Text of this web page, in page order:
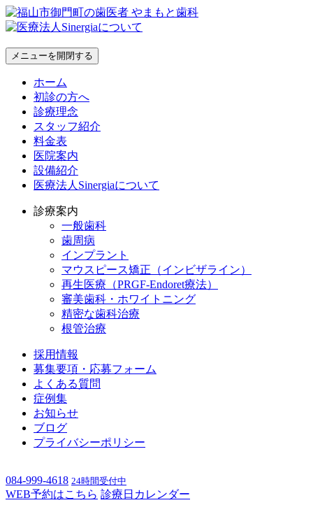
メニューを開閉する
ホーム
初診の方へ
診療理念
スタッフ紹介
料金表
医院案内
設備紹介
医療法人Sinergiaについて
診療案内
一般歯科
歯周病
インプラント
マウスピース矯正（インビザライン）
再生医療（PRGF-Endoret療法）
審美歯科・ホワイトニング
精密な歯科治療
根管治療
採用情報
募集要項・応募フォーム
よくある質問
症例集
お知らせ
ブログ
プライバシーポリシー
084-999-4618 24時間受付中
WEB予約はこちら 診療日カレンダー